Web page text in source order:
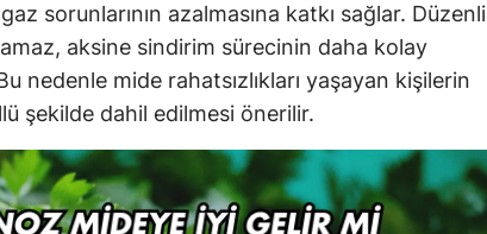
sorunlarının azalmasına katkı sağlar. Düzenli
aksine sindirim sürecinin daha kolay
nedenle mide rahatsızlıkları yaşayan kişilerin
şekilde dahil edilmesi önerilir.